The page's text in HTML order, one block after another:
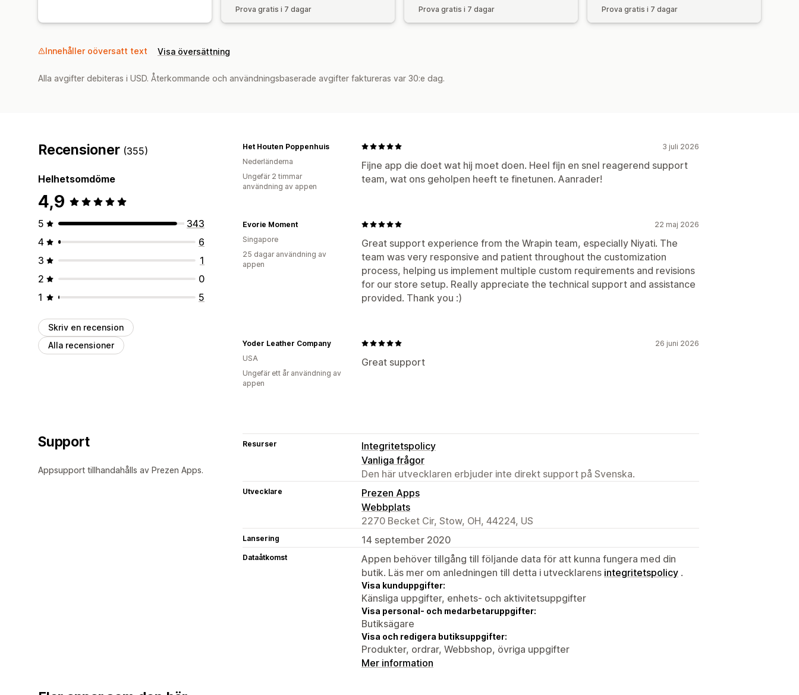
Prova gratis i 7 dagar Prova gratis i 7 dagar Prova gratis i 7 dagar
Innehåller oöversatt text Visa översättning
Alla avgifter debiteras i USD. Återkommande och användningsbaserade avgifter faktureras var 30:e dag.
Recensioner (355)
Helhetsomdöme
4,9
5
343
4
6
3
1
2
0
1
5
Skriv en recension
Alla recensioner
3 juli 2026
Fijne app die doet wat hij moet doen. Heel fijn en snel reagerend support
team, wat ons geholpen heeft te finetunen. Aanrader!
Het Houten Poppenhuis
Nederländerna
Ungefär 2 timmar
användning av appen
22 maj 2026
Great support experience from the Wrapin team, especially Niyati. The
team was very responsive and patient throughout the customization
process, helping us implement multiple custom requirements and revisions
for our store setup. Really appreciate the technical support and assistance
provided. Thank you :)
Evorie Moment
Singapore
25 dagar användning av
appen
26 juni 2026
Great support
Yoder Leather Company
USA
Ungefär ett år användning av
appen
Support
Appsupport tillhandahålls av Prezen Apps.
Resurser
Integritetspolicy
Vanliga frågor
Den här utvecklaren erbjuder inte direkt support på Svenska.
Utvecklare
Prezen Apps
Webbplats
2270 Becket Cir, Stow, OH, 44224, US
Lansering 14 september 2020
Dataåtkomst
Appen behöver tillgång till följande data för att kunna fungera med din
butik. Läs mer om anledningen till detta i utvecklarens integritetspolicy .
Visa kunduppgifter:
Känsliga uppgifter, enhets- och aktivitetsuppgifter
Visa personal- och medarbetaruppgifter:
Butiksägare
Visa och redigera butiksuppgifter:
Produkter, ordrar, Webbshop, övriga uppgifter
Mer information